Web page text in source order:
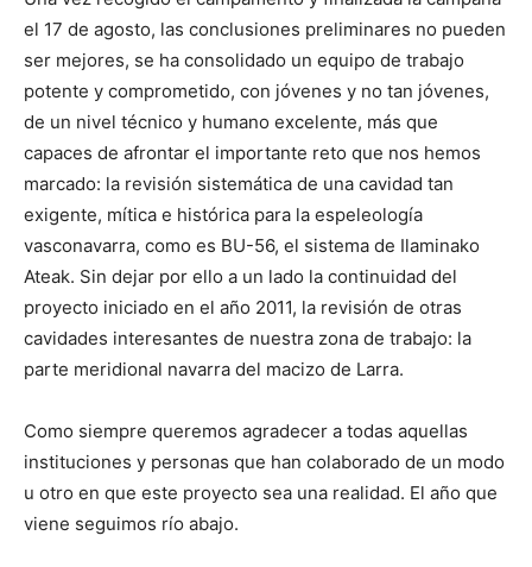
el 17 de agosto, las conclusiones preliminares no pueden
ser mejores, se ha consolidado un equipo de trabajo
potente y comprometido, con jóvenes y no tan jóvenes,
de un nivel técnico y humano excelente, más que
capaces de afrontar el importante reto que nos hemos
marcado: la revisión sistemática de una cavidad tan
exigente, mítica e histórica para la espeleología
vasconavarra, como es BU-56, el sistema de Ilaminako
Ateak. Sin dejar por ello a un lado la continuidad del
proyecto iniciado en el año 2011, la revisión de otras
cavidades interesantes de nuestra zona de trabajo: la
parte meridional navarra del macizo de Larra.
Como siempre queremos agradecer a todas aquellas
instituciones y personas que han colaborado de un modo
u otro en que este proyecto sea una realidad. El año que
viene seguimos río abajo.